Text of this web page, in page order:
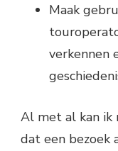
Maak
verkennen
Al met al kan ik
dat een bezoek